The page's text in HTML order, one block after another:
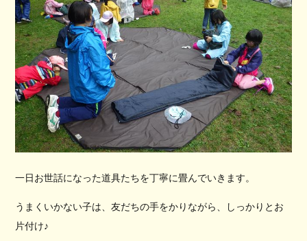
一日お世話になった道具たちを丁寧に畳んでいきます。
うまくいかない子は、友だちの手をかりながら、しっかりとお
片付け♪